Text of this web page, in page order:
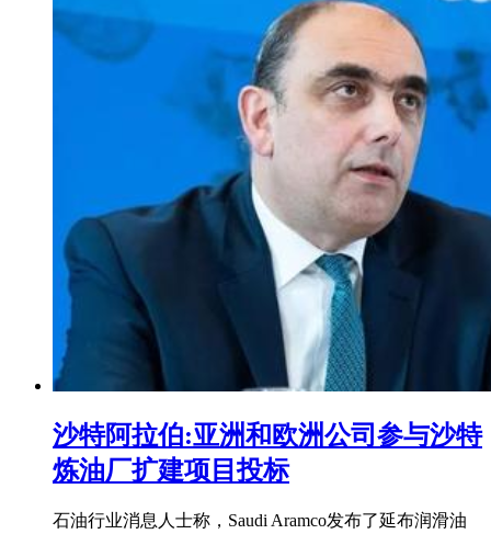
沙特阿拉伯:亚洲和欧洲公司参与沙特
炼油厂扩建项目投标
石油行业消息人士称，Saudi Aramco发布了延布润滑油